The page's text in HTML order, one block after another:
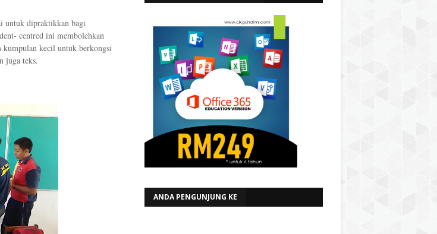
untuk dipraktikkan bagi
centred ini membolehkan
kumpulan kecil untuk berkongsi
juga teks.
ANDA PENGUNJUNG KE